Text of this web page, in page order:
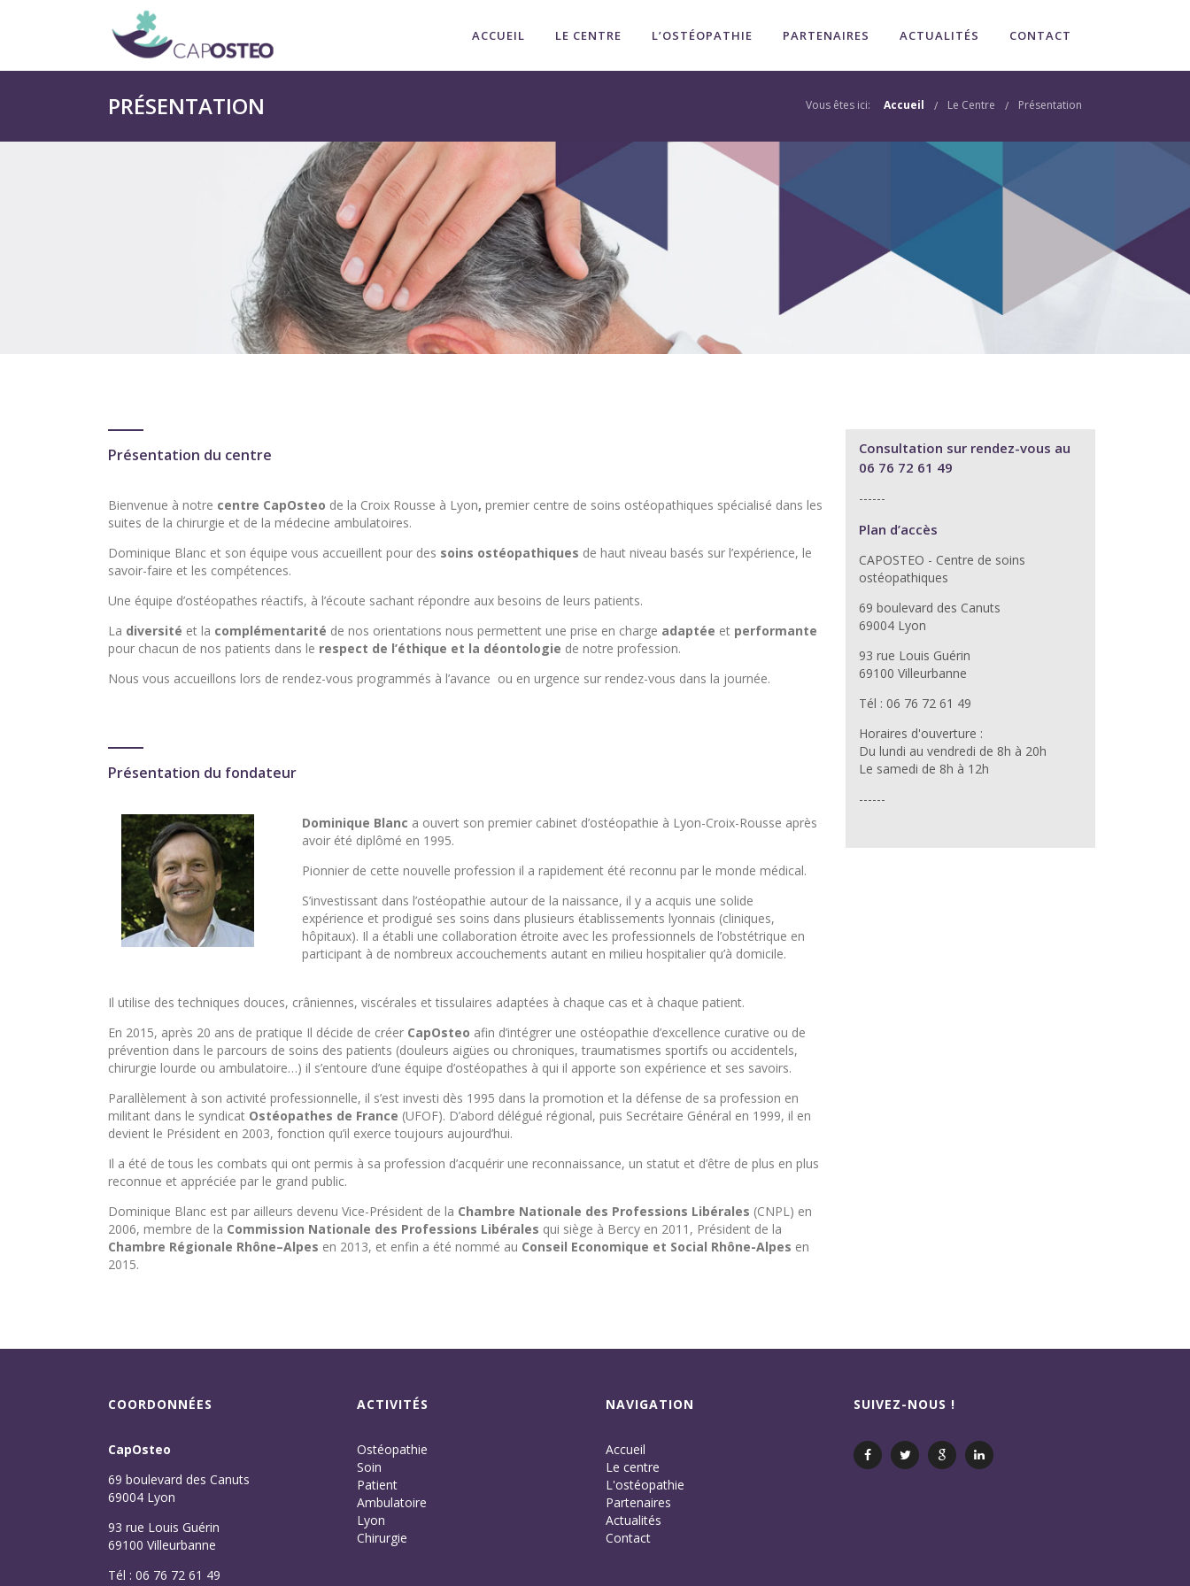
ACCUEIL LE CENTRE L’OSTÉOPATHIE PARTENAIRES ACTUALITÉS CONTACT
PRÉSENTATION Vous êtes ici: Accueil Le Centre Présentation
Présentation du centre
Bienvenue à notre centre CapOsteo de la Croix Rousse à Lyon, premier centre de soins ostéopathiques spécialisé dans les
suites de la chirurgie et de la médecine ambulatoires.
Dominique Blanc et son équipe vous accueillent pour des soins ostéopathiques de haut niveau basés sur l’expérience, le
savoir-faire et les compétences.
Une équipe d’ostéopathes réactifs, à l’écoute sachant répondre aux besoins de leurs patients.
La diversité et la complémentarité de nos orientations nous permettent une prise en charge adaptée et performante
pour chacun de nos patients dans le respect de l’éthique et la déontologie de notre profession.
Nous vous accueillons lors de rendez-vous programmés à l’avance ou en urgence sur rendez-vous dans la journée.
Présentation du fondateur
Dominique Blanc a ouvert son premier cabinet d’ostéopathie à Lyon-Croix-Rousse après
avoir été diplômé en 1995.
Pionnier de cette nouvelle profession il a rapidement été reconnu par le monde médical.
S’investissant dans l’ostéopathie autour de la naissance, il y a acquis une solide
expérience et prodigué ses soins dans plusieurs établissements lyonnais (cliniques,
hôpitaux). Il a établi une collaboration étroite avec les professionnels de l’obstétrique en
participant à de nombreux accouchements autant en milieu hospitalier qu’à domicile.
Il utilise des techniques douces, crâniennes, viscérales et tissulaires adaptées à chaque cas et à chaque patient.
En 2015, après 20 ans de pratique Il décide de créer CapOsteo afin d’intégrer une ostéopathie d’excellence curative ou de
prévention dans le parcours de soins des patients (douleurs aigües ou chroniques, traumatismes sportifs ou accidentels,
chirurgie lourde ou ambulatoire…) il s’entoure d’une équipe d’ostéopathes à qui il apporte son expérience et ses savoirs.
Parallèlement à son activité professionnelle, il s’est investi dès 1995 dans la promotion et la défense de sa profession en
militant dans le syndicat Ostéopathes de France (UFOF). D’abord délégué régional, puis Secrétaire Général en 1999, il en
devient le Président en 2003, fonction qu’il exerce toujours aujourd’hui.
Il a été de tous les combats qui ont permis à sa profession d’acquérir une reconnaissance, un statut et d’être de plus en plus
reconnue et appréciée par le grand public.
Dominique Blanc est par ailleurs devenu Vice-Président de la Chambre Nationale des Professions Libérales (CNPL) en
2006, membre de la Commission Nationale des Professions Libérales qui siège à Bercy en 2011, Président de la
Chambre Régionale Rhône–Alpes en 2013, et enfin a été nommé au Conseil Economique et Social Rhône-Alpes en
2015.
Consultation sur rendez-vous au
06 76 72 61 49
------
Plan d’accès
CAPOSTEO - Centre de soins
ostéopathiques
69 boulevard des Canuts
69004 Lyon
93 rue Louis Guérin
69100 Villeurbanne
Tél : 06 76 72 61 49
Horaires d'ouverture :
Du lundi au vendredi de 8h à 20h
Le samedi de 8h à 12h
------
COORDONNÉES
CapOsteo
69 boulevard des Canuts
69004 Lyon
93 rue Louis Guérin
69100 Villeurbanne
Tél : 06 76 72 61 49
ACTIVITÉS
Ostéopathie
Soin
Patient
Ambulatoire
Lyon
Chirurgie
NAVIGATION
Accueil
Le centre
L'ostéopathie
Partenaires
Actualités
Contact
SUIVEZ-NOUS !